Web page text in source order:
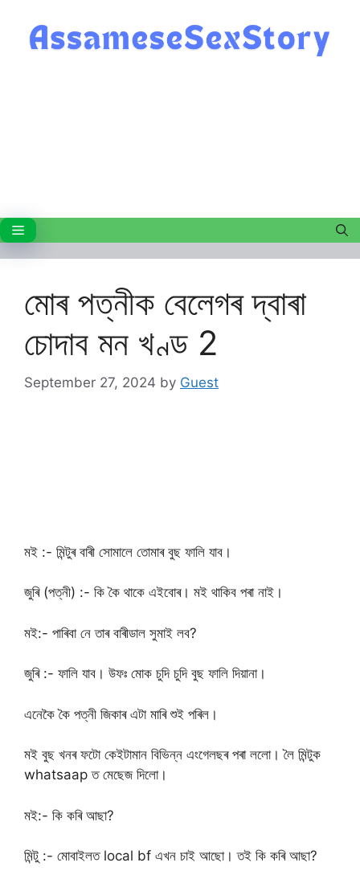
content
Menu
মোৰ পত্নীক বেলেগৰ দ্বাৰা
চোদাব মন খণ্ড 2
September 27, 2024 by Guest
মই :- মিন্টুৰ বাৰী সোমালে তোমাৰ বুছ ফালি যাব।
জুৰি (পত্নী) :- কি কৈ থাকে এইবোৰ। মই থাকিব পৰা নাই।
মই:- পাৰিবা নে তাৰ বাৰীডাল সুমাই লব?
জুৰি :- ফালি যাব। উফঃ মোক চুদি চুদি বুছ ফালি দিয়ানা।
এনেকৈ কৈ পত্নী জিকাৰ এটা মাৰি শুই পৰিল।
মই বুছ খনৰ ফটো কেইটামান বিভিন্ন এংগেলছৰ পৰা ললো। লৈ মিন্টুক
whatsaap ত মেছেজ দিলো।
মই:- কি কৰি আছা?
মিন্টু :- মোবাইলত local bf এখন চাই আছো। তই কি কৰি আছা?